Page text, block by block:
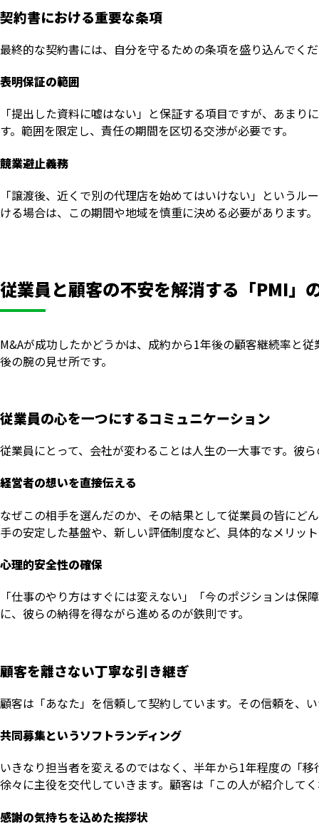
契約書における重要な条項
最終的な契約書には、自分を守るための条項を盛り込んでく
表明保証の範囲
「提出した資料に嘘はない」と保証する項目ですが、あま
す。範囲を限定し、責任の期間を区切る交渉が必要です。
競業避止義務
「譲渡後、近くで別の代理店を始めてはいけない」という
ける場合は、この期間や地域を慎重に決める必要があります。
従業員と顧客の不安を解消する「PMI」
M&Aが成功したかどうかは、成約から1年後の顧客継続率と
後の腕の見せ所です。
従業員の心を一つにするコミュニケーション
従業員にとって、会社が変わることは人生の一大事です。彼
経営者の想いを直接伝える
なぜこの相手を選んだのか、その結果として従業員の皆にど
手の安定した基盤や、新しい評価制度など、具体的なメリッ
心理的安全性の確保
「仕事のやり方はすぐには変えない」「今のポジションは
に、彼らの納得を得ながら進めるのが鉄則です。
顧客を離さない丁寧な引き継ぎ
顧客は「あなた」を信頼して契約しています。その信頼を、
共同募集というソフトランディング
いきなり担当者を変えるのではなく、半年から1年程度の「
徐々に主役を交代していきます。顧客は「この人が紹介して
感謝の気持ちを込めた挨拶状